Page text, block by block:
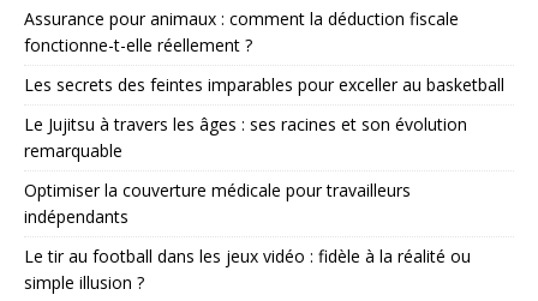
Assurance pour animaux : comment la déduction fiscale
fonctionne-t-elle réellement ?
Les secrets des feintes imparables pour exceller au basketball
Le Jujitsu à travers les âges : ses racines et son évolution
remarquable
Optimiser la couverture médicale pour travailleurs
indépendants
Le tir au football dans les jeux vidéo : fidèle à la réalité ou
simple illusion ?